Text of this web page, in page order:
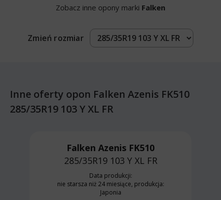
Zobacz inne opony marki Falken
Zmień rozmiar
Inne oferty opon Falken Azenis FK510
285/35R19 103 Y XL FR
Falken Azenis FK510
285/35R19 103 Y XL FR
Data produkcji:
nie starsza niż 24 miesiące, produkcja:
Japonia